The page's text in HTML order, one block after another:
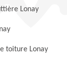
Lonay
toiture Lonay